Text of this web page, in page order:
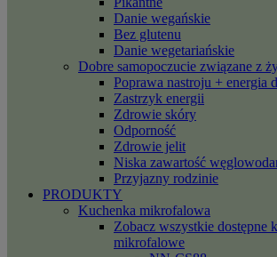
Danie wegańskie
Bez glutenu
Danie wegetariańskie
Dobre samopoczucie związane z
Poprawa nastroju + energia
Zastrzyk energii
Zdrowie skóry
Odporność
Zdrowie jelit
Niska zawartość
Przyjazny rodzinie
PRODUKTY
Kuchenka mikrofalowa
Zobacz wszystkie dostępne
mikrofalowe